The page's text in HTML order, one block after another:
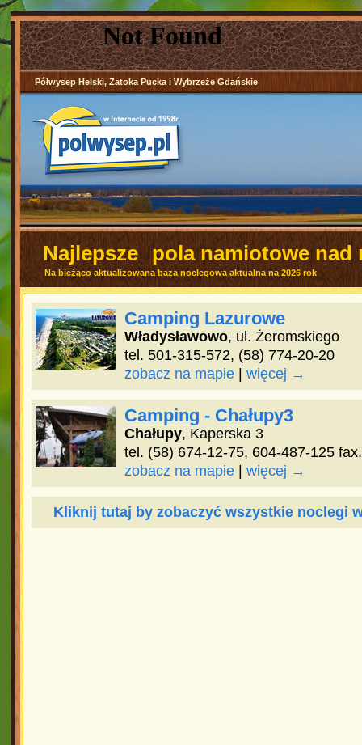
Półwysep Helski, Zatoka Pucka i Wybrzeże Gdańskie
Najlepsze pola namiotowe nad
Na bieżąco aktualizowana baza noclegowa aktualna na 2026 rok
Camping Lazurowe
Władysławowo, ul. Żeromskiego
tel. 501-315-572, (58) 774-20-20
zobacz na mapie| więcej →
Camping - Chałupy3
Chałupy, Kaperska 3
tel. (58) 674-12-75, 604-487-125
zobacz na mapie| więcej →
Kliknij tutaj by zobaczyć wszystkie noclegi